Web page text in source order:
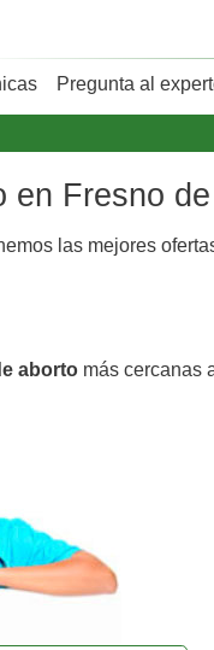
Pregunta al
en Fresno
las mejores
aborto más cercanas